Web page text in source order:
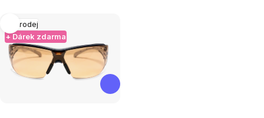
Výprodej
+ Dárek zdarma